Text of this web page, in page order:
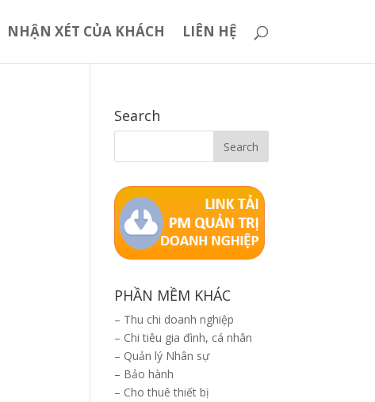
NHẬN XÉT CỦA KHÁCH LIÊN HỆ
Search
PHẦN MỀM KHÁC
– Thu chi doanh nghiệp
– Chi tiêu gia đình, cá nhân
– Quản lý Nhân sự
– Bảo hành
– Cho thuê thiết bị